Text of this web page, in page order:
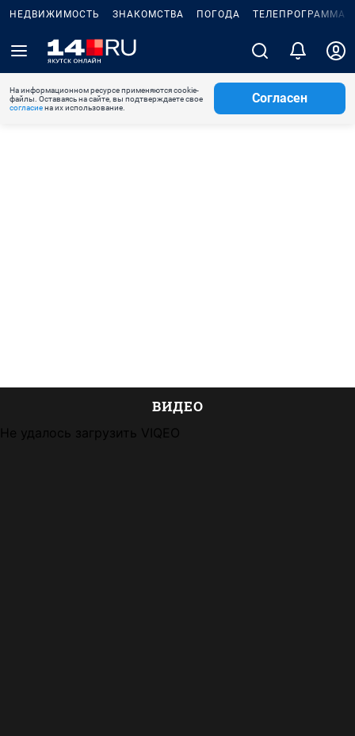
НЕДВИЖИМОСТЬ ЗНАКОМСТВА ПОГОДА ТЕЛЕПРОГРАММА
На информационном ресурсе применяются cookie-
файлы. Оставаясь на сайте, вы подтверждаете свое
согласиена их использование.
Согласен
ВИДЕО
Не удалось загрузить VIQEO